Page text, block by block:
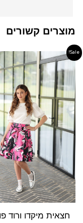
פוקסיה
מוצרים קשורים
Sale!
חצאית מיקדו ורוד